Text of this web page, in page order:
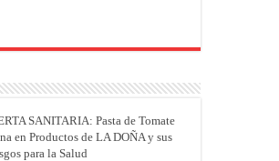
SANITARIA: Pasta de Tomate
en Productos de LA DOÑA y sus
para la Salud